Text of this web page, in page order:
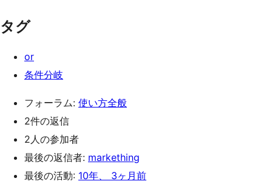
タグ
or
条件分岐
フォーラム: 使い方全般
2件の返信
2人の参加者
最後の返信者: markething
最後の活動: 10年、 3ヶ月前